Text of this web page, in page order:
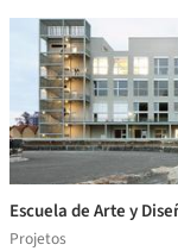
Escuela de Arte y
Projetos